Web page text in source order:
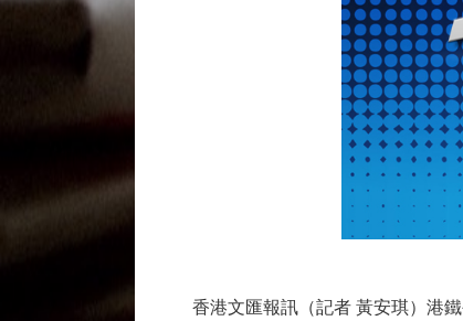
香港文匯報訊（記者 黃安琪）港鐵